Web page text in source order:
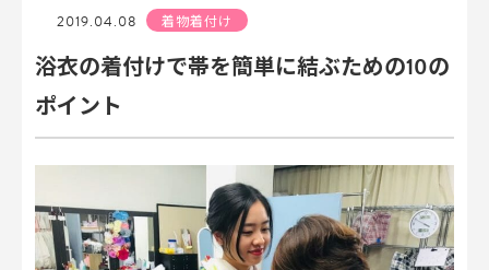
2019.04.08 着物着付け
浴衣の着付けで帯を簡単に結ぶための10の
ポイント